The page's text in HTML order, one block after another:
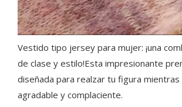
Vestido tipo jersey para mujer: ¡una
de clase y estilo!Esta impresionante
diseñada para realzar tu figura
agradable y complaciente.